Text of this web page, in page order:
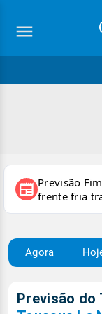
newspaper Previsão
frente fria
país
Agora
Previsão do